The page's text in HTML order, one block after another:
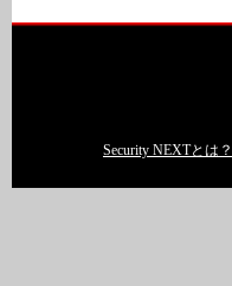
Security NEXTとは？